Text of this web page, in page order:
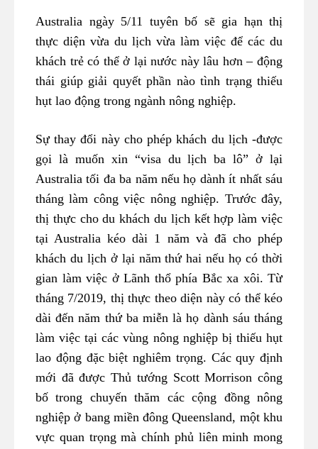
Australia ngày 5/11 tuyên bố sẽ gia hạn thị
thực diện vừa du lịch vừa làm việc để các du
khách trẻ có thể ở lại nước này lâu hơn – động
thái giúp giải quyết phần nào tình trạng thiếu
hụt lao động trong ngành nông nghiệp.
Sự thay đổi này cho phép khách du lịch -được
gọi là muốn xin “visa du lịch ba lô” ở lại
Australia tối đa ba năm nếu họ dành ít nhất sáu
tháng làm công việc nông nghiệp. Trước đây,
thị thực cho du khách du lịch kết hợp làm việc
tại Australia kéo dài 1 năm và đã cho phép
khách du lịch ở lại năm thứ hai nếu họ có thời
gian làm việc ở Lãnh thổ phía Bắc xa xôi. Từ
tháng 7/2019, thị thực theo diện này có thể kéo
dài đến năm thứ ba miễn là họ dành sáu tháng
làm việc tại các vùng nông nghiệp bị thiếu hụt
lao động đặc biệt nghiêm trọng. Các quy định
mới đã được Thủ tướng Scott Morrison công
bố trong chuyến thăm các cộng đồng nông
nghiệp ở bang miền đông Queensland, một khu
vực quan trọng mà chính phủ liên minh mong